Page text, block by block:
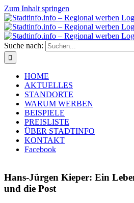
Zum Inhalt springen
Suche nach:
HOME
AKTUELLES
STANDORTE
WARUM WERBEN
BEISPIELE
PREISLISTE
ÜBER STADTINFO
KONTAKT
Facebook
Hans-Jürgen Kieper: Ein
und die Post